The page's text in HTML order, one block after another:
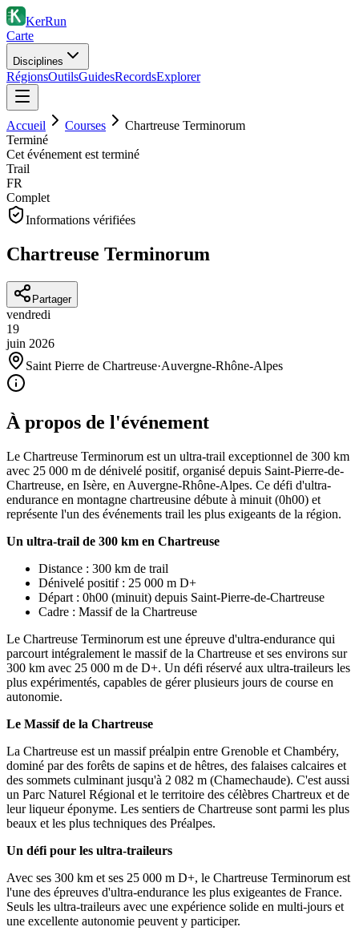
KerRun
Carte
Disciplines
RégionsOutilsGuidesRecordsExplorer
Accueil Courses
Chartreuse Terminorum
Terminé
Cet événement est terminé
Trail
FR
Complet
Informations vérifiées
Chartreuse Terminorum
Partager
vendredi
19
juin 2026
Saint Pierre de Chartreuse·Auvergne-Rhône-Alpes
À propos de l'événement
Le Chartreuse Terminorum est un ultra-trail exceptionnel de 300 km
avec 25 000 m de dénivelé positif, organisé depuis Saint-Pierre-de-
Chartreuse, en Isère, en Auvergne-Rhône-Alpes. Ce défi d'ultra-
endurance en montagne chartreusine débute à minuit (0h00) et
représente l'un des événements trail les plus exigeants de la région.
Un ultra-trail de 300 km en Chartreuse
Distance : 300 km de trail
Dénivelé positif : 25 000 m D+
Départ : 0h00 (minuit) depuis Saint-Pierre-de-Chartreuse
Cadre : Massif de la Chartreuse
Le Chartreuse Terminorum est une épreuve d'ultra-endurance qui
parcourt intégralement le massif de la Chartreuse et ses environs sur
300 km avec 25 000 m de D+. Un défi réservé aux ultra-traileurs les
plus expérimentés, capables de gérer plusieurs jours de course en
autonomie.
Le Massif de la Chartreuse
La Chartreuse est un massif préalpin entre Grenoble et Chambéry,
dominé par des forêts de sapins et de hêtres, des falaises calcaires et
des sommets culminant jusqu'à 2 082 m (Chamechaude). C'est aussi
un Parc Naturel Régional et le territoire des célèbres Chartreux et de
leur liqueur éponyme. Les sentiers de Chartreuse sont parmi les plus
beaux et les plus techniques des Préalpes.
Un défi pour les ultra-traileurs
Avec ses 300 km et ses 25 000 m D+, le Chartreuse Terminorum est
l'une des épreuves d'ultra-endurance les plus exigeantes de France.
Seuls les ultra-traileurs avec une expérience solide en multi-jours et
une excellente autonomie peuvent y participer.